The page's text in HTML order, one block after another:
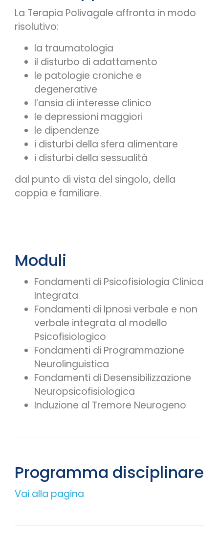
La Terapia Polivagale affronta in modo
risolutivo:
la traumatologia
il disturbo di adattamento
le patologie croniche e
degenerative
l’ansia di interesse clinico
le depressioni maggiori
le dipendenze
i disturbi della sfera alimentare
i disturbi della sessualità
dal punto di vista del singolo, della
coppia e familiare.
Moduli
Fondamenti di Psicofisiologia Clinica
Integrata
Fondamenti di Ipnosi verbale e non
verbale integrata al modello
Psicofisiologico
Fondamenti di Programmazione
Neurolinguistica
Fondamenti di Desensibilizzazione
Neuropsicofisiologica
Induzione al Tremore Neurogeno
Programma disciplinare
Vai alla pagina